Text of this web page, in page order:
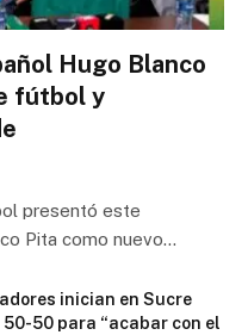
Hugo Blanco
fútbol y
presentó este
Pita como nuevo…
inician en Sucre
50 para “acabar con el